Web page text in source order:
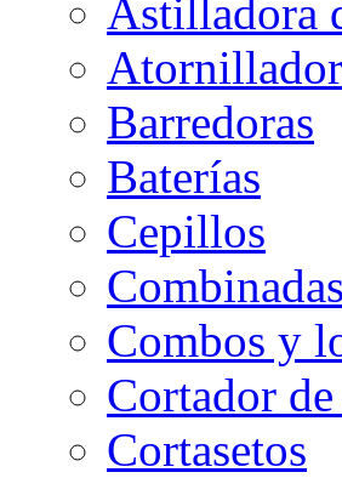
Astilladora
Barredoras
Baterías
Cepillos
Combinadas
Combos y
Cortador
Cortasetos